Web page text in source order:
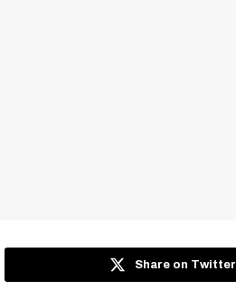
Share on Twitter